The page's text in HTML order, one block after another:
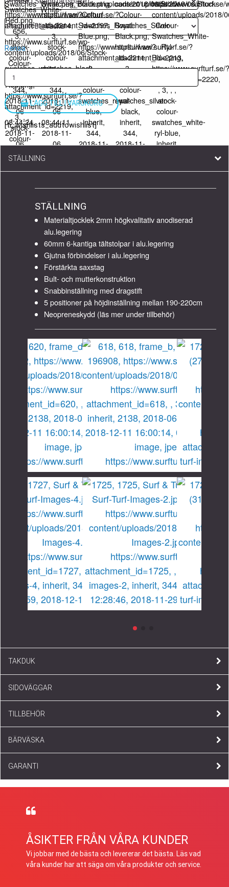
Rensa
LÄGG TILL I VARUKORG
[ti_wishlists_addtowishlist]
STÄLLNING
STÄLLNING
Materialtjocklek 2mm högkvalitativ anodiserad
alu.legering
60mm 6-kantiga tältstolpar i alu.legering
Gjutna förbindelser i alu.legering
Förstärkta saxstag
Bult- och mutterkonstruktion
Snabbinställning med dragstift
5 positioner på höjdinställning mellan 190-220cm
Neopreneskydd (läs mer under tillbehör)
TAKDUK
SIDOVÄGGAR
TILLBEHÖR
BÄRVÄSKA
GARANTI
ÅSIKTER FRÅN VÅRA KUNDER
Vi jobbar med de bästa och levererar det bästa. Läs vad
våra kunder har att säga om våra produkter och service.